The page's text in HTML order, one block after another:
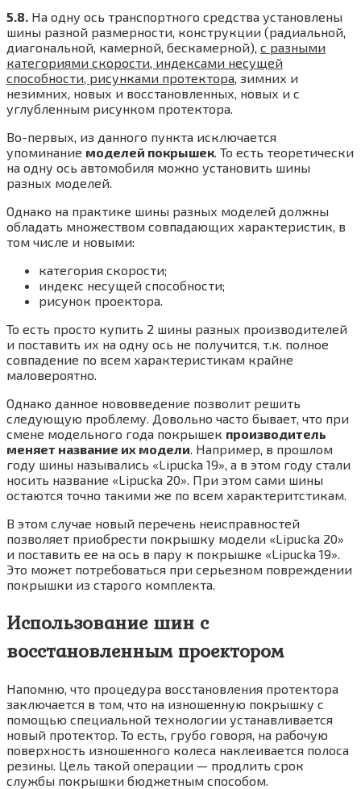
5.8. На одну ось транспортного средства установлены
шины разной размерности, конструкции (радиальной,
диагональной, камерной, бескамерной), с разными
категориями скорости, индексами несущей
способности, рисунками протектора, зимних и
незимних, новых и восстановленных, новых и с
углубленным рисунком протектора.
Во-первых, из данного пункта исключается
упоминание моделей покрышек. То есть теоретически
на одну ось автомобиля можно установить шины
разных моделей.
Однако на практике шины разных моделей должны
обладать множеством совпадающих характеристик, в
том числе и новыми:
категория скорости;
индекс несущей способности;
рисунок проектора.
То есть просто купить 2 шины разных производителей
и поставить их на одну ось не получится, т.к. полное
совпадение по всем характеристикам крайне
маловероятно.
Однако данное нововведение позволит решить
следующую проблему. Довольно часто бывает, что при
смене модельного года покрышек производитель
меняет название их модели. Например, в прошлом
году шины назывались «Lipucka 19», а в этом году стали
носить название «Lipucka 20». При этом сами шины
остаются точно такими же по всем характеритстикам.
В этом случае новый перечень неисправностей
позволяет приобрести покрышку модели «Lipucka 20»
и поставить ее на ось в пару к покрышке «Lipucka 19».
Это может потребоваться при серьезном повреждении
покрышки из старого комплекта.
Использование шин с
восстановленным проектором
Напомню, что процедура восстановления протектора
заключается в том, что на изношенную покрышку с
помощью специальной технологии устанавливается
новый протектор. То есть, грубо говоря, на рабочую
поверхность изношенного колеса наклеивается полоса
резины. Цель такой операции — продлить срок
службы покрышки бюджетным способом.